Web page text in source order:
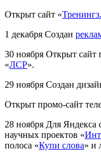
Открыт сайт «
1 декабря Создан
30 ноября Открыт сайт
«ЛСР».
29 ноября Создан
Открыт промо-сайт
28 ноября Для Яндекса
научных проектов «
полоса «Купи слова» и